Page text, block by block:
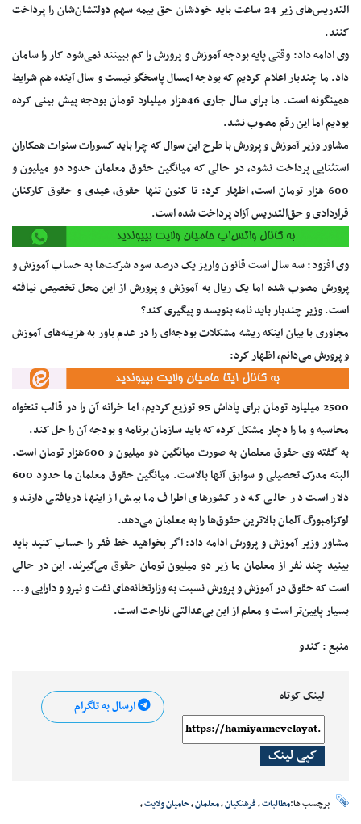
التدریس‌های زیر 24 ساعت باید خودشان حق بیمه سهم دولتشان‌شان را پرداخت
کنند.
وی ادامه داد: وقتی پایه بودجه آموزش و پرورش را کم ببینند نمی‌شود کار را سامان
داد. ما چندبار اعلام کردیم که بودجه امسال پاسخگو نیست و سال آینده هم شرایط
همینگونه است. ما برای سال جاری 46هزار میلیارد تومان بودجه پیش بینی کرده
بودیم اما این رقم مصوب نشد.
مشاور وزیر آموزش و پرورش با طرح این سوال که چرا باید کسورات سنوات همکاران
استثنایی پرداخت نشود، در حالی که میانگین حقوق معلمان حدود دو میلیون و
600 هزار تومان است، اظهار کرد: تا کنون تنها حقوق، عیدی و حقوق کارکنان
قراردادی و حق‌التدریس آزاد پرداخت شده است.
وی افزود: سه سال است قانون واریز یک درصد سود شرکت‌ها به حساب آموزش و
پرورش مصوب شده اما یک ریال به آموزش و پرورش از این محل تخصیص نیافته
است. وزیر چندبار باید نامه بنویسد و پیگیری کند؟
مجاوری با بیان اینکه ریشه مشکلات بودجه‌ای را در عدم باور به هزینه‌های آموزش
و پرورش می‌دانم، اظهار کرد:
2500 میلیارد تومان برای پاداش 95 توزیع کردیم، اما خرانه آن را در قالب تنخواه
محاسبه و ما را دچار مشکل کرده که باید سازمان برنامه و بودجه آن را حل کند.
به گفته وی حقوق معلمان به صورت میانگین دو میلیون و 600هزار تومان است.
البته مدرک تحصیلی و سوابق آنها بالاست. میانگین حقوق معلمان ما حدود 600
دلار است در حالی که در کشورهای اطراف ما بیش از اینها دریافتی دارند و
لوکزامبورگ آلمان بالاترین حقوق‌ها را به معلمان می‌دهد.
مشاور وزیر آموزش و پرورش ادامه داد: اگر بخواهید خط فقر را حساب کنید باید
بینید چند نفر از معلمان ما زیر دو میلیون تومان حقوق می‌گیرند. این در حالی
است که حقوق در آموزش و پرورش نسبت به وزارتخانه‌های نفت و نیرو و دارایی و...
بسیار پایین‌تر است و معلم از این بی‌عدالتی ناراحت است.
منبع : کندو
لینک کوتاه
کپی لینک
ارسال به تلگرام
برچسب ها:مطالبات،فرهنگیان،معلمان،حامیان ولایت،